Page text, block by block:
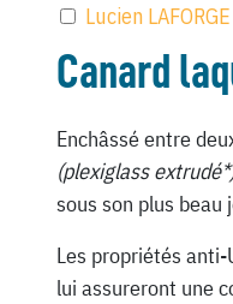
Lucien
Canard
Enchâssé entre
(plexiglass
sous son plus beau
Les propriétés anti-
lui assureront une